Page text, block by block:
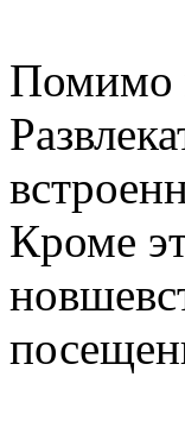
Помимо
Кроме